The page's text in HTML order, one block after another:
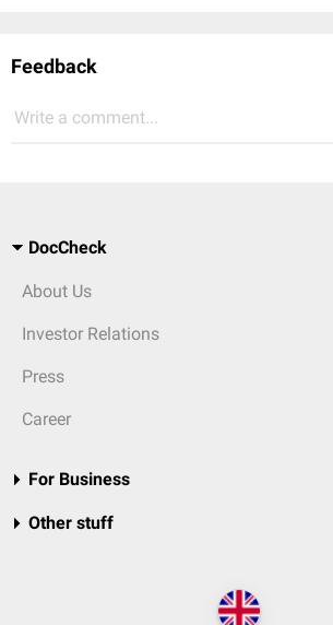
Feedback
Write a comment...
DocCheck
About Us
Investor Relations
Press
Career
For Business
Other stuff